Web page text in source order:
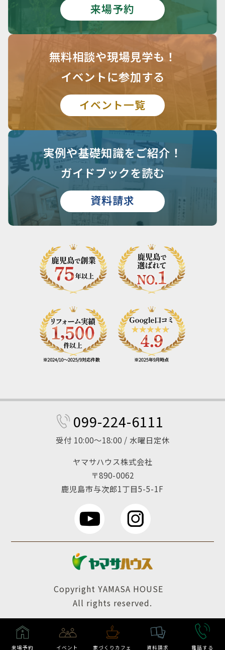
来場予約
無料相談や現場見学も！
イベントに参加する
イベント一覧
実例や基礎知識をご紹介！
ガイドブックを読む
資料請求
099-224-6111
受付 10:00～18:00 / 水曜日定休
ヤマサハウス株式会社
〒890-0062
鹿児島市与次郎1丁目5-5-1F
Copyright YAMASA HOUSE
All rights reserved.
来場予約 イベント 家づくりカフェ 資料請求 電話する